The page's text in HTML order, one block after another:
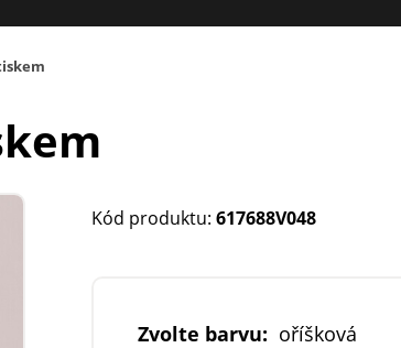
Kód produktu: 617688V048
Zvolte barvu: oříšková